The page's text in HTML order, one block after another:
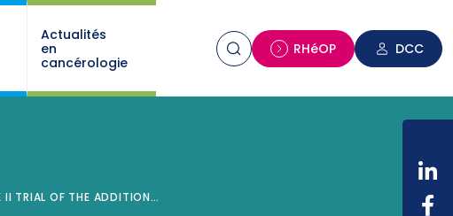
Actualités
en
cancérologie
RHéOP DCC
II TRIAL OF THE ADDITION…